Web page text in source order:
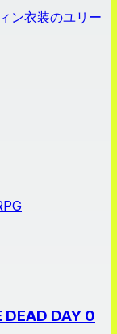
ン衣装のユリー
DEAD DAY 0